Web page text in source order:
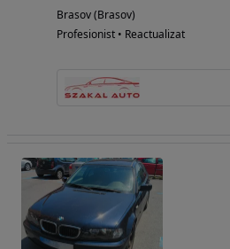
Brasov (Brasov)
Profesionist • Reactualizat